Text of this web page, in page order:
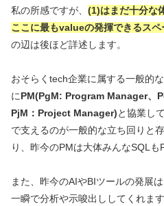
私の所感ですが、 (1)はまだ十分な
ここに最もvalueの発揮できるスペ
の辺は後ほど詳述します。
おそらくtech企業に属する一般的
にPM(PgM: Program Manager、
PjM：Project Manager)と協業し
で支えるのが一般的な立ち回りと
り、昨今のPMは大体みんなSQL
また、昨今のAIやBIツールの発展
一瞬で分析や示唆出ししてくれます